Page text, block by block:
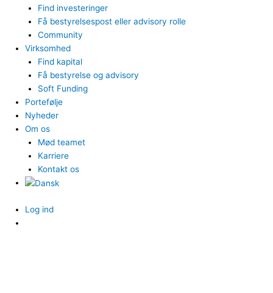
Find investeringer
Få bestyrelsespost eller advisory rolle
Community
Virksomhed
Find kapital
Få bestyrelse og advisory
Soft Funding
Portefølje
Nyheder
Om os
Mød teamet
Karriere
Kontakt os
Log ind